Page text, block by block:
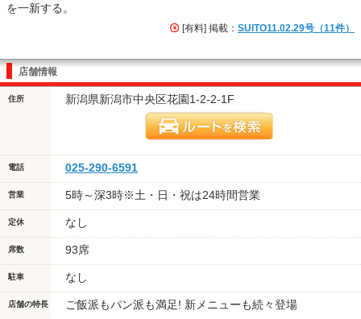
を一新する。
[有料] 掲載： SUITO11.02.29号（11件）
店舗情報
住所 新潟県新潟市中央区花園1-2-2-1F
電話 025-290-6591
営業 5時～深3時※土・日・祝は24時間営業
定休 なし
席数 93席
駐車 なし
店舗の特長 ご飯派もパン派も満足! 新メニューも続々登場